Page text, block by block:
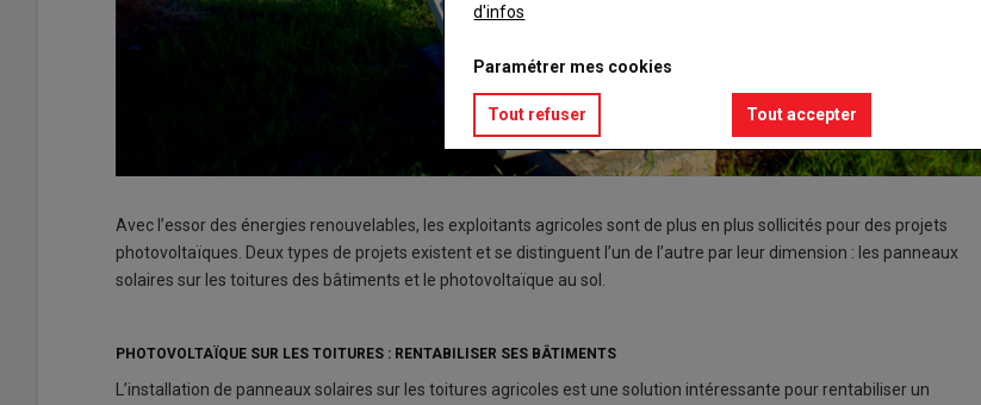
Avec l’essor des énergies renouvelables, les exploitants agricoles sont de plus en plus sollicités pour des projets
photovoltaïques. Deux types de projets existent et se distinguent l’un de l’autre par leur dimension : les panneaux
solaires sur les toitures des bâtiments et le photovoltaïque au sol.
PHOTOVOLTAÏQUE SUR LES TOITURES : RENTABILISER SES BÂTIMENTS
L’installation de panneaux solaires sur les toitures agricoles est une solution intéressante pour rentabiliser un
d'infos
Paramétrer mes cookies
Tout refuser Tout accepter